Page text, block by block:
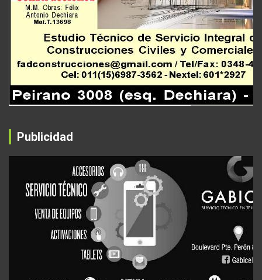
Publicidad